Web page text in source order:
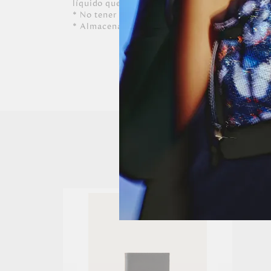
líquido que contenga alcohol o solvente.
* No tener contacto con tinta de bolígrafos,
* Almacenar siempre en lugares ventilados.